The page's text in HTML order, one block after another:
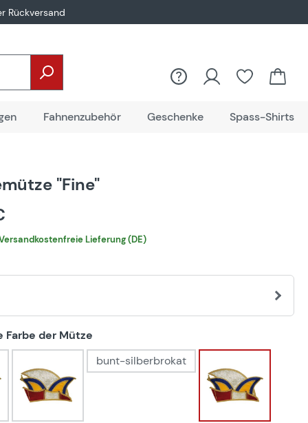
Rückversand
Fahnenzubehör Geschenke Spass-Shirts
"Fine"
Lieferung (DE)
Farbe der Mütze
bunt-goldbrokat
bunt-silberbrokat
eigener